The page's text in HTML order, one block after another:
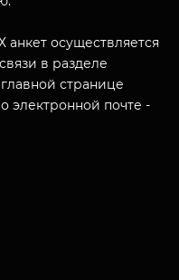
осуществляется
в разделе
странице
электронной почте -